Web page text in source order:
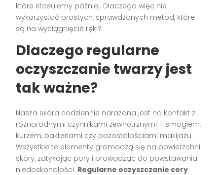
które stosujemy później. Dlaczego więc nie
wykorzystać prostych, sprawdzonych metod, które
są na wyciągnięcie ręki?
Dlaczego regularne
oczyszczanie twarzy jest
tak ważne?
Nasza skóra codziennie narażona jest na kontakt z
różnorodnymi czynnikami zewnętrznymi – smogiem,
kurzem, bakteriami czy pozostałościami makijażu.
Wszystkie te elementy gromadzą się na powierzchni
skóry, zatykając pory i prowadząc do powstawania
niedoskonałości. Regularne oczyszczanie cery